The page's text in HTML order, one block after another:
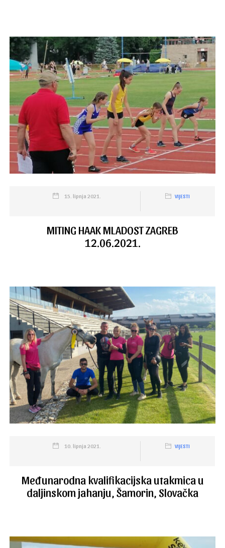
15. lipnja 2021. VIJESTI
MITING HAAK MLADOST ZAGREB
12.06.2021.
10. lipnja 2021. VIJESTI
Međunarodna kvalifikacijska utakmica u
daljinskom jahanju, Šamorin, Slovačka